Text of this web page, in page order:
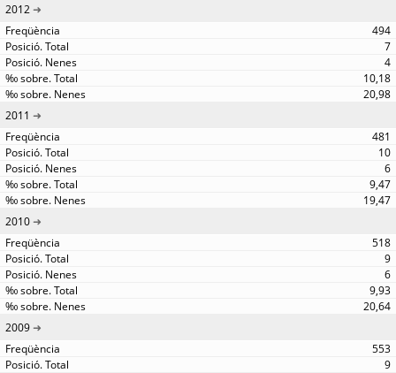
2012
494
7
4
10,18
20,98
2011
481
10
6
9,47
19,47
2010
518
9
6
9,93
20,64
2009
553
9